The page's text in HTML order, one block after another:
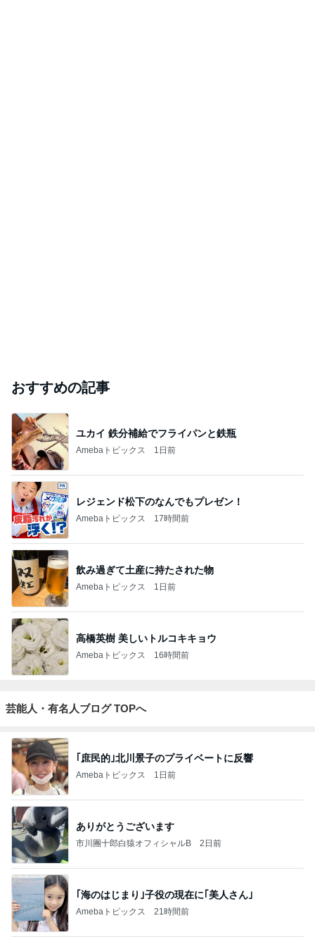
おすすめの記事
ユカイ 鉄分補給でフライパンと鉄瓶
Amebaトピックス 1日前
レジェンド松下のなんでもプレゼン！
Amebaトピックス 17時間前
飲み過ぎて土産に持たされた物
Amebaトピックス 1日前
高橋英樹 美しいトルコキキョウ
Amebaトピックス 16時間前
芸能人・有名人ブログ TOPへ
｢庶民的｣北川景子のプライベートに反響
Amebaトピックス 1日前
ありがとうございます
市川團十郎白猿オフィシャルB 2日前
｢海のはじまり｣子役の現在に｢美人さん｣
Amebaトピックス 21時間前